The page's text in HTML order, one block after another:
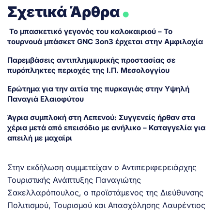
Σχετικά Άρθρα
Το μπασκετικό γεγονός του καλοκαιριού – Το
τουρνουά μπάσκετ GNC 3on3 έρχεται στην Αμφιλοχία
Παρεμβάσεις αντιπλημμυρικής προστασίας σε
πυρόπληκτες περιοχές της Ι.Π. Μεσολογγίου
Ερώτημα για την αιτία της πυρκαγιάς στην Υψηλή
Παναγιά Ελαιοφύτου
Άγρια συμπλοκή στη Λεπενού: Συγγενείς ήρθαν στα
χέρια μετά από επεισόδιο με ανήλικο – Καταγγελία για
απειλή με μαχαίρι
Στην εκδήλωση συμμετείχαν ο Αντιπεριφερειάρχης
Τουριστικής Ανάπτυξης Παναγιώτης
Σακελλαρόπουλος, ο προϊστάμενος της Διεύθυνσης
Πολιτισμού, Τουρισμού και Απασχόλησης Λαυρέντιος